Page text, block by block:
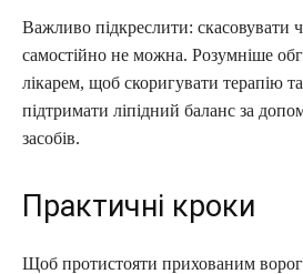
Важливо підкреслити: скасовувати
самостійно не можна. Розумніше
лікарем, щоб скоригувати терапію та
підтримати ліпідний баланс за
засобів.
Практичні кроки
Щоб протистояти прихованим